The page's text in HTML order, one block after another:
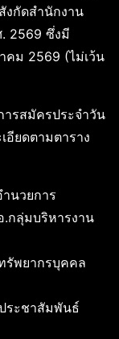
งกัดสำนักงาน
2569 ซึ่งมี
คม 2569 (ไม่เว้น
รสมัครประจำวัน
ยดตามตาราง
นวยการ
กลุ่มบริหารงาน
รัพยากรบุคคล
ระชาสัมพันธ์